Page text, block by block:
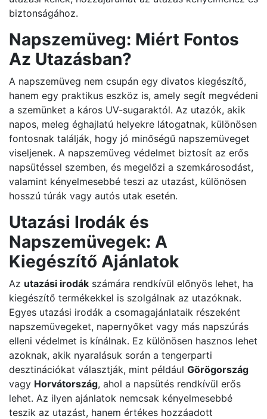
biztonságához.
Napszemüveg: Miért Fontos
Az Utazásban?
A napszemüveg nem csupán egy divatos kiegészítő,
hanem egy praktikus eszköz is, amely segít megvédeni
a szemünket a káros UV-sugaraktól. Az utazók, akik
napos, meleg éghajlatú helyekre látogatnak, különösen
fontosnak találják, hogy jó minőségű napszemüveget
viseljenek. A napszemüveg védelmet biztosít az erős
napsütéssel szemben, és megelőzi a szemkárosodást,
valamint kényelmesebbé teszi az utazást, különösen
hosszú túrák vagy autós utak esetén.
Utazási Irodák és
Napszemüvegek: A
Kiegészítő Ajánlatok
Az utazási irodák számára rendkívül előnyös lehet, ha
kiegészítő termékekkel is szolgálnak az utazóknak.
Egyes utazási irodák a csomagajánlataik részeként
napszemüvegeket, napernyőket vagy más napszúrás
elleni védelmet is kínálnak. Ez különösen hasznos lehet
azoknak, akik nyaralásuk során a tengerparti
desztinációkat választják, mint például Görögország
vagy Horvátország, ahol a napsütés rendkívül erős
lehet. Az ilyen ajánlatok nemcsak kényelmesebbé
teszik az utazást, hanem értékes hozzáadott